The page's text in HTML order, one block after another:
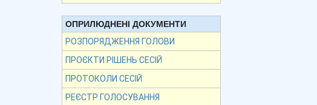
ОПРИЛЮДНЕНІ ДОКУМЕНТИ
РОЗПОРЯДЖЕННЯ ГОЛОВИ
ПРОЄКТИ РІШЕНЬ СЕСІЙ
ПРОТОКОЛИ СЕСІЙ
РЕЄСТР ГОЛОСУВАННЯ